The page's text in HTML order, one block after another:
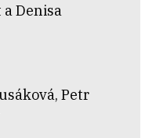
Denisa
Petr